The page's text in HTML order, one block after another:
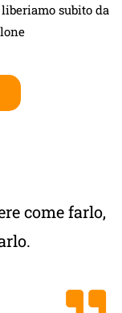
subito da
come farlo,